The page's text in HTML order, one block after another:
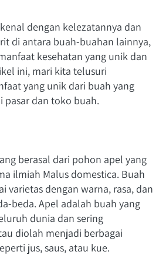
dengan kelezatannya dan
di antara buah-buahan lainnya,
kesehatan yang unik dan
ini, mari kita telusuri
yang unik dari buah yang
pasar dan toko buah.
berasal dari pohon apel yang
ilmiah Malus domestica. Buah
varietas dengan warna, rasa, dan
beda. Apel adalah buah yang
dunia dan sering
diolah menjadi berbagai
jus, saus, atau kue.